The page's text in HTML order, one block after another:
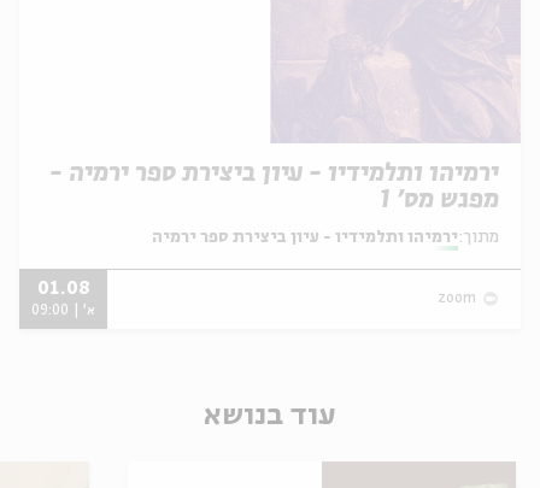
ירמיהו ותלמידיו - עיון ביצירת ספר ירמיה -
מפגש מס' 1
מתוך: ירמיהו ותלמידיו - עיון ביצירת ספר ירמיה
zoom
01.08
א' | 09:00
עוד בנושא